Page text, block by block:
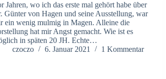
Jahren, wo ich das erste mal gehört habe über
Günter von Hagen und seine Ausstellung, war
ein wenig mulmig in Magen. Alleine die
hat mir Angst gemacht. Wie ist es
in späten 20 JH. Echte…
czoczo
6. Januar 2021 1 Kommentar